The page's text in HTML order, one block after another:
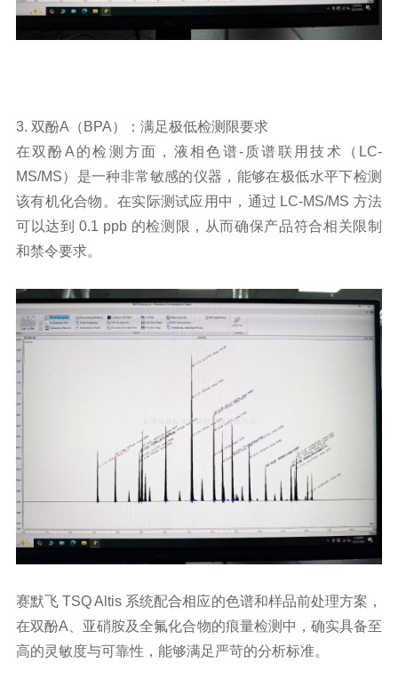
3. 双酚A （BPA）：满足极低检测限要求
在双酚A的检测方面，液相色谱-质谱联用技术（LC-
MS/MS）是一种非常敏感的仪器，能够在极低水平下检测
该有机化合物。在实际测试应用中，通过 LC-MS/MS 方法
可以达到 0.1 ppb 的检测限，从而确保产品符合相关限制
和禁令要求。
赛默飞 TSQ Altis 系统配合相应的色谱和样品前处理方案，
在双酚A、亚硝胺及全氟化合物的痕量检测中，确实具备至
高的灵敏度与可靠性，能够满足严苛的分析标准。